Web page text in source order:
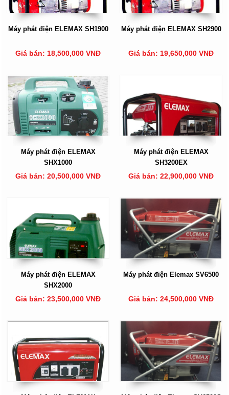
Máy phát điện ELEMAX SH1900
Giá bán: 18,500,000 VNĐ
Máy phát điện ELEMAX SH2900
Giá bán: 19,650,000 VNĐ
Máy phát điện ELEMAX
SHX1000
Giá bán: 20,500,000 VNĐ
Máy phát điện ELEMAX
SH3200EX
Giá bán: 22,900,000 VNĐ
Máy phát điện ELEMAX
SHX2000
Giá bán: 23,500,000 VNĐ
Máy phát điện Elemax SV6500
Giá bán: 24,500,000 VNĐ